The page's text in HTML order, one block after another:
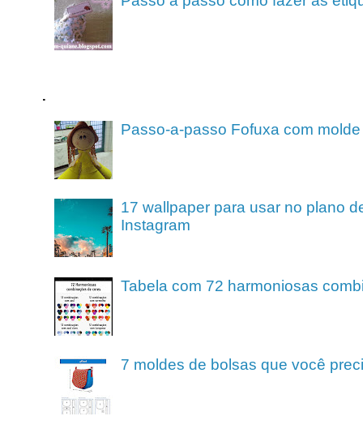
.
Passo-a-passo Fofuxa com molde
17 wallpaper para usar no plano
Instagram
Tabela com 72 harmoniosas
7 moldes de bolsas que você